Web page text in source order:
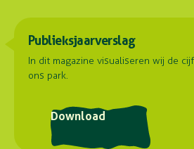
Parkadres
Hoorn 59
2404 HG Alphen aan den Rijn
Routebeschrijving
Postadres
Stuyvesantlaan 23
2404 XN Alphen aan den Rijn
Duurzaamheid
Samenwerkingen
Contact
Onze dieren
Plattegrond
Publieksjaarverslag
In dit magazine visualiseren wij de
ons park.
Download